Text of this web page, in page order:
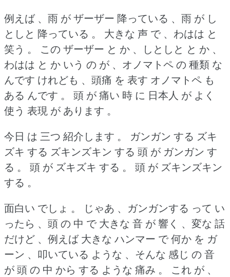
例えば 、雨 が ザーザー 降っている 、雨 が し
としと 降っている 。
大きな 声 で 、わはは と
笑う 。
この ザーザー と か 、しとしと と か 、
わはは と か いう の が 、オノマトペ の 種類 な
んです けれども 、頭痛 を 表す オノマトペ も
ある んです 。
頭 が 痛い 時 に 日本人 が よく
使う 表現 が あります 。
今日 は 三つ 紹介します 。
ガンガン する ズキ
ズキ する ズキンズキン する 頭 が ガンガン す
る 。
頭 が ズキズキ する 。
頭 が ズキンズキン
する 。
面白い でしょ 。
じゃあ 、ガンガンする って い
ったら 、頭 の 中 で 大きな 音 が 響く 、変な 話
だけど 、例えば 大きな ハンマー で 何か を ガ
ーン 、叩いている ような 、そんな 感じ の 音
が 頭 の 中 から する ような 痛み 。
これ が 、